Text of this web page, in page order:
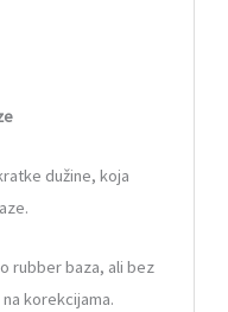
dužine, koja
rubber baza, ali bez
korekcijama.